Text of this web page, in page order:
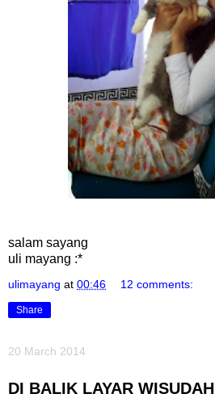
salam sayang
uli mayang :*
ulimayang at 00:46 12 comments:
Share
20 March 2014
DI BALIK LAYAR WISUDAH